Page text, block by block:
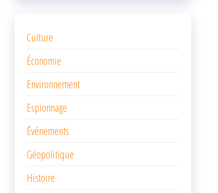
Culture
Économie
Environnement
Espionnage
Événements
Géopolitique
Histoire